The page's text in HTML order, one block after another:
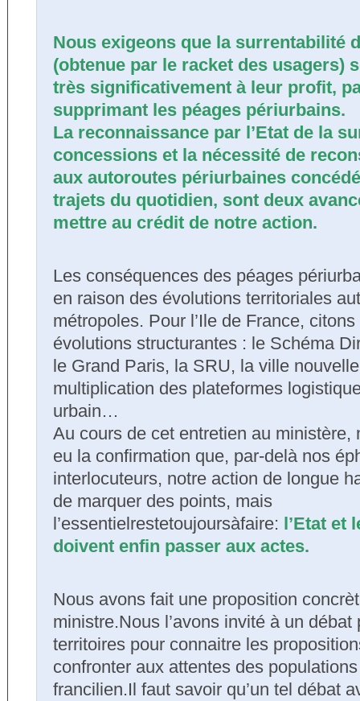
Nous exigeons que la surrentabilité
(obtenue par le racket des usagers)
très significativement à leur profit,
supprimant les péages périurbains.
La reconnaissance par l’Etat de la
concessions et la nécessité de
aux autoroutes périurbaines
trajets du quotidien, sont deux
mettre au crédit de notre action.
Les conséquences des péages
en raison des évolutions territoriales
métropoles. Pour l’Ile de France,
évolutions structurantes : le Schéma
le Grand Paris, la SRU, la ville
multiplication des plateformes
urbain…
Au cours de cet entretien au ministère,
eu la confirmation que, par-delà nos
interlocuteurs, notre action de longue
de marquer des points, mais
l’essentielrestetoujoursàfaire: l’Etat et
doivent enfin passer aux actes.
Nous avons fait une proposition
ministre.Nous l’avons invité à un
territoires pour connaitre les
confronter aux attentes des
francilien.Il faut savoir qu’un tel débat